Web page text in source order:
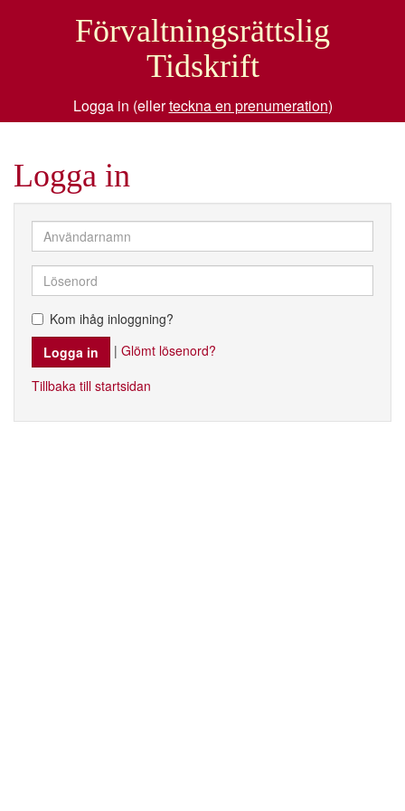
Förvaltningsrättslig
Tidskrift
Logga in (ellerteckna en prenumeration)
Logga in
Kom ihåg inloggning?
| Glömt lösenord?
Tillbaka till startsidan